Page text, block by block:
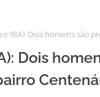
(BA): Dois homens são
Dois